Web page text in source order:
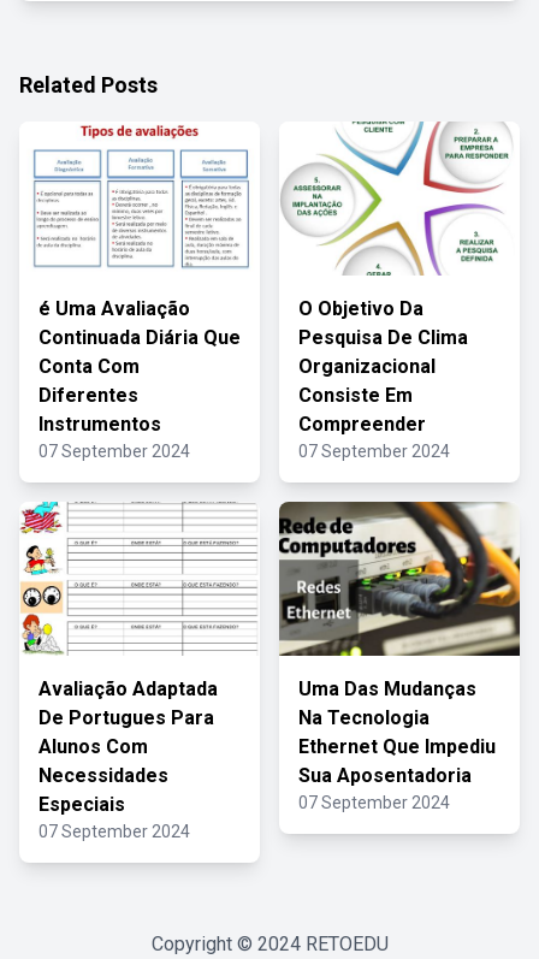
Related Posts
é Uma Avaliação
Continuada Diária Que
Conta Com
Diferentes
Instrumentos
07 September 2024
O Objetivo Da
Pesquisa De Clima
Organizacional
Consiste Em
Compreender
07 September 2024
Avaliação Adaptada
De Portugues Para
Alunos Com
Necessidades
Especiais
07 September 2024
Uma Das Mudanças
Na Tecnologia
Ethernet Que Impediu
Sua Aposentadoria
07 September 2024
Copyright © 2024 RETOEDU